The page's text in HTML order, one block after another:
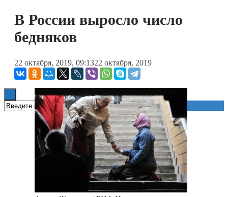
Книги
В России выросло число
бедняков
22 октября, 2019, 09:1322 октября, 2019